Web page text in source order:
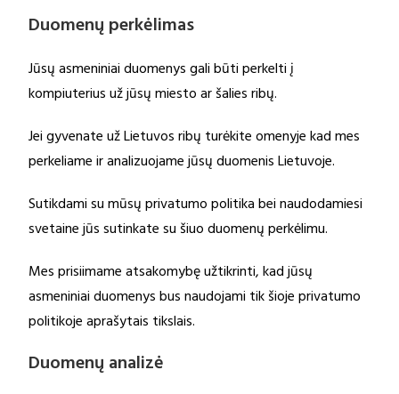
Duomenų perkėlimas
Jūsų asmeniniai duomenys gali būti perkelti į
kompiuterius už jūsų miesto ar šalies ribų.
Jei gyvenate už Lietuvos ribų turėkite omenyje kad mes
perkeliame ir analizuojame jūsų duomenis Lietuvoje.
Sutikdami su mūsų privatumo politika bei naudodamiesi
svetaine jūs sutinkate su šiuo duomenų perkėlimu.
Mes prisiimame atsakomybę užtikrinti, kad jūsų
asmeniniai duomenys bus naudojami tik šioje privatumo
politikoje aprašytais tikslais.
Duomenų analizė